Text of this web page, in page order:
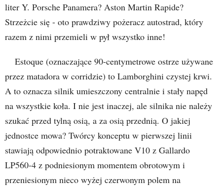
liter Y. Porsche Panamera? Aston Martin Rapide?
Strzeżcie się - oto prawdziwy pożeracz autostrad, który
razem z nimi przemieli w pył wszystko inne!
Estoque (oznaczające 90-centymetrowe ostrze używane
przez matadora w corridzie) to Lamborghini czystej krwi.
A to oznacza silnik umieszczony centralnie i stały napęd
na wszystkie koła. I nie jest inaczej, ale silnika nie należy
szukać przed tylną osią, a za osią przednią. O jakiej
jednostce mowa? Twórcy konceptu w pierwszej linii
stawiają odpowiednio potraktowane V10 z Gallardo
LP560-4 z podniesionym momentem obrotowym i
przeniesionym nieco wyżej czerwonym polem na